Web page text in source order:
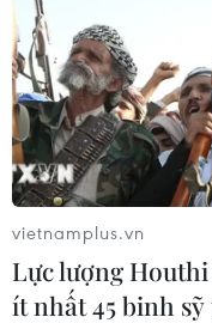
vietnamplus.vn
Lực lượng
ít nhất 45 binh